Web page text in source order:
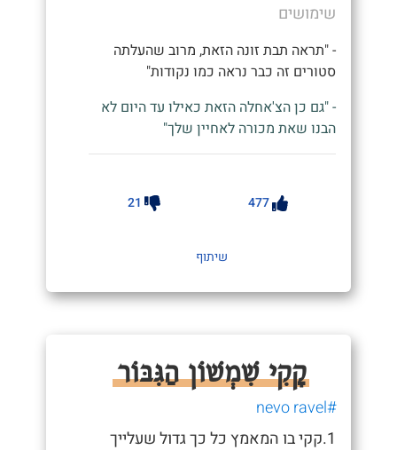
שימושים
- "תראה תבת זונה הזאת, מרוב שהעלתה
סטורים זה כבר נראה כמו נקודות"
- "גם כן הצ'אחלה הזאת כאילו עד היום לא
הבנו שאת מכורה לאחיין שלך"
477
21
שיתוף
קָקִי שִׁמְשׁוֹן הַגִּבּוֹר
#nevo ravel
1.קקי בו המאמץ כל כך גדול שעלייך